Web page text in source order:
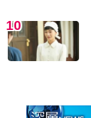
10